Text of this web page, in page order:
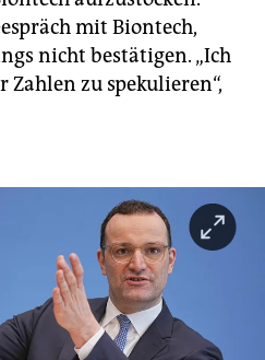
mit Biontech,
nicht bestätigen. „Ich
zu spekulieren“,